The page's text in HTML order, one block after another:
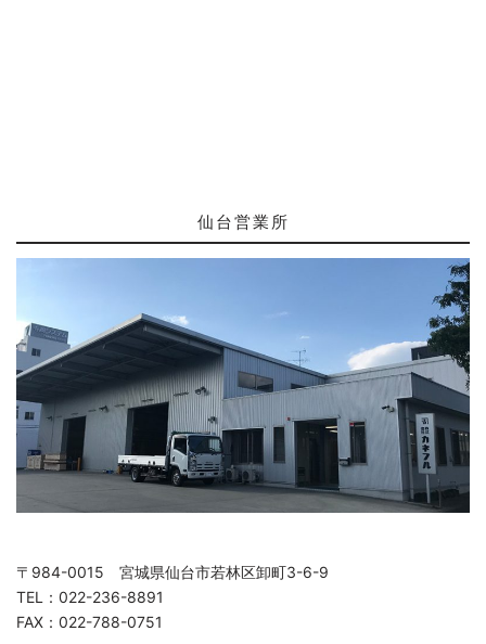
仙台営業所
〒984-0015 宮城県仙台市若林区卸町3-6-9
TEL：022-236-8891
FAX：022-788-0751